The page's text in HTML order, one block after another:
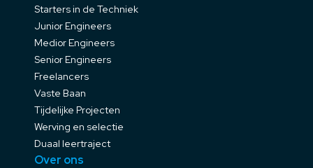
Starters in de Techniek
Junior Engineers
Medior Engineers
Senior Engineers
Freelancers
Vaste Baan
Tijdelijke Projecten
Werving en selectie
Duaal leertraject
Over ons